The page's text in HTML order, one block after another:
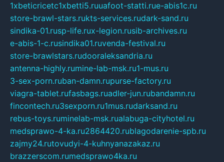
1xbeticricetc1xbetti5.ruuafoot-statti.rue-abis1c.ru
store-brawl-stars.rukts-services.rudark-sand.ru
sindika-01.rusp-life.rux-legion.rusib-archives.ru
e-abis-1-c.rusindika01.ruvenda-festival.ru
store-brawlstars.rudooraleksandria.ru
antenna-highly.rumine-lab-msk.ru1-mus.ru
3-sex-porn.ruban-damn.rupurse-factory.ru
viagra-tablet.rufasbags.ruadler-jun.rubandamn.ru
fincontech.ru3sexporn.ru1mus.rudarksand.ru
rebus-toys.ruminelab-msk.rualabuga-cityhotel.ru
medsprawo-4-ka.ru2864420.rublagodarenie-spb.ru
zajmy24.rutovudyi-4-kuhnyanazakaz.ru
brazzerscom.rumedsprawo4ka.ru